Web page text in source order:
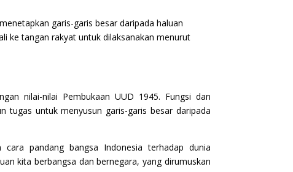
garis-garis besar daripada haluan
ke tangan rakyat untuk dilaksanakan menurut
nilai-nilai Pembukaan UUD 1945. Fungsi dan
tugas untuk menyusun garis-garis besar daripada
pandang bangsa Indonesia terhadap dunia
kita berbangsa dan bernegara, yang dirumuskan